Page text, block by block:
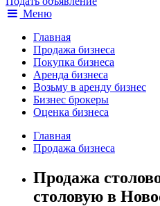
Меню
Главная
Продажа бизнеса
Покупка бизнеса
Аренда бизнеса
Возьму в аренду бизнес
Бизнес брокеры
Оценка бизнеса
Главная
Продажа бизнеса
Продажа
столовую в